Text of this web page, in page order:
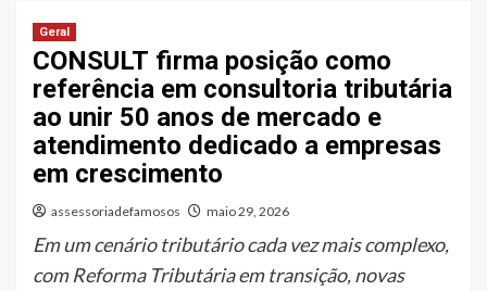
Geral
CONSULT firma posição como
referência em consultoria tributária
ao unir 50 anos de mercado e
atendimento dedicado a empresas
em crescimento
assessoriadefamosos maio 29, 2026
Em um cenário tributário cada vez mais complexo,
com Reforma Tributária em transição, novas